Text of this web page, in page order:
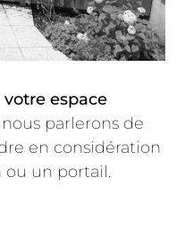
votre espace
parlerons de
en considération
ou un portail.